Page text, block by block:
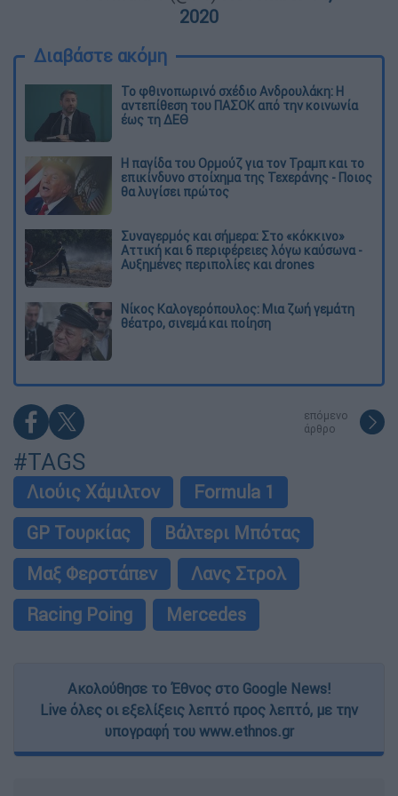
2020
Διαβάστε ακόμη
Το φθινοπωρινό σχέδιο Ανδρουλάκη: Η
αντεπίθεση του ΠΑΣΟΚ από την κοινωνία
έως τη ΔΕΘ
Η παγίδα του Ορμούζ για τον Τραμπ και το
επικίνδυνο στοίχημα της Τεχεράνης - Ποιος
θα λυγίσει πρώτος
Συναγερμός και σήμερα: Στο «κόκκινο»
Αττική και 6 περιφέρειες λόγω καύσωνα -
Αυξημένες περιπολίες και drones
Νίκος Καλογερόπουλος: Μια ζωή γεμάτη
θέατρο, σινεμά και ποίηση
επόμενο
άρθρο
#TAGS
Λιούις Χάμιλτον
Formula 1
GP Τουρκίας
Βάλτερι Μπότας
Μαξ Φερστάπεν
Λανς Στρολ
Racing Poing
Mercedes
Ακολούθησε το Έθνος στο Google News!
Live όλες οι εξελίξεις λεπτό προς λεπτό, με την
υπογραφή του www.ethnos.gr